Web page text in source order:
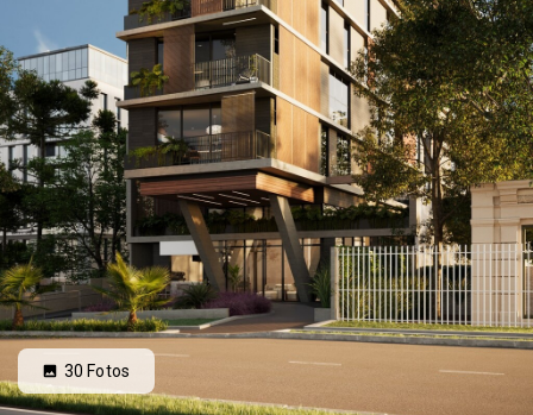
30 Fotos